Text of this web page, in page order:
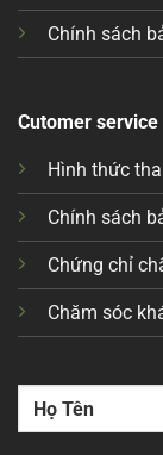
Chính sách
Cutomer service
Hình thức
Chính sách
Chứng chỉ
Chăm sóc